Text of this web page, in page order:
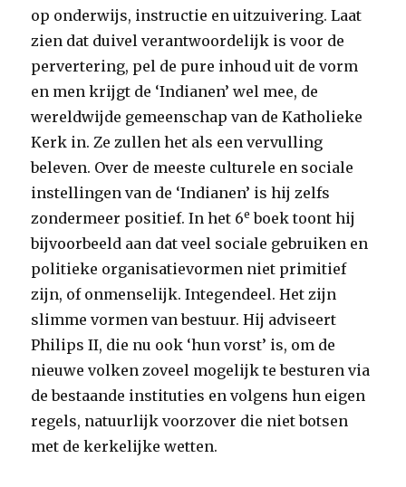
op onderwijs, instructie en uitzuivering. Laat
zien dat duivel verantwoordelijk is voor de
pervertering, pel de pure inhoud uit de vorm
en men krijgt de ‘Indianen’ wel mee, de
wereldwijde gemeenschap van de Katholieke
Kerk in. Ze zullen het als een vervulling
beleven. Over de meeste culturele en sociale
instellingen van de ‘Indianen’ is hij zelfs
zondermeer positief. In het 6e boek toont hij
bijvoorbeeld aan dat veel sociale gebruiken en
politieke organisatievormen niet primitief
zijn, of onmenselijk. Integendeel. Het zijn
slimme vormen van bestuur. Hij adviseert
Philips II, die nu ook ‘hun vorst’ is, om de
nieuwe volken zoveel mogelijk te besturen via
de bestaande instituties en volgens hun eigen
regels, natuurlijk voorzover die niet botsen
met de kerkelijke wetten.